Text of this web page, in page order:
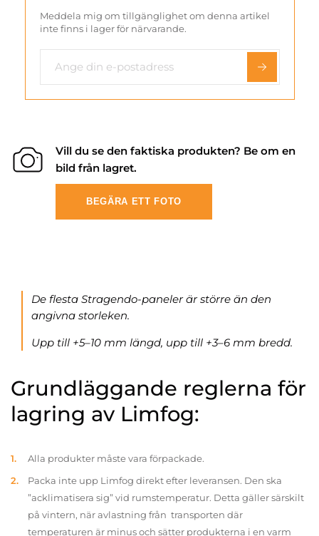
Meddela mig om tillgänglighet om denna artikel
inte finns i lager för närvarande.
Vill du se den faktiska produkten? Be om en
bild från lagret.
BEGÄRA ETT FOTO
De flesta Stragendo-paneler är större än den
angivna storleken.
Upp till +5–10 mm längd, upp till +3–6 mm bredd.
Grundläggande reglerna för
lagring av Limfog:
Alla produkter måste vara förpackade.
Packa inte upp Limfog direkt efter leveransen. Den ska
”acklimatisera sig” vid rumstemperatur. Detta gäller särskilt
på vintern, när avlastning från transporten där
temperaturen är minus och sätter produkterna i en varm